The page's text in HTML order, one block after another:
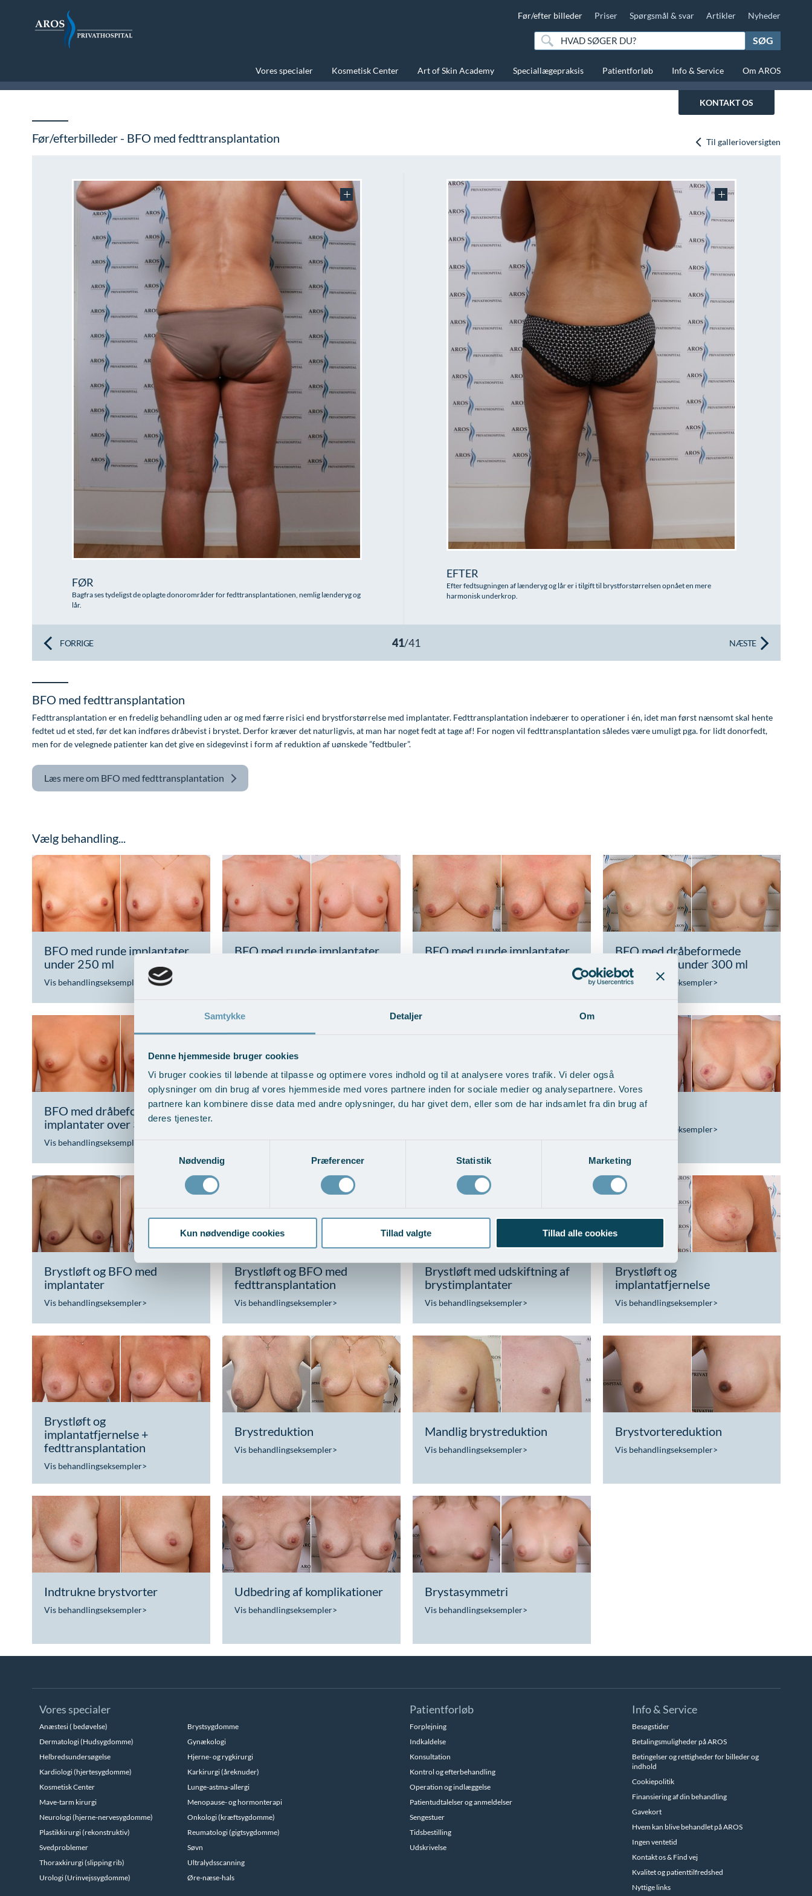
Samtykke Detaljer Om
Denne hjemmeside bruger cookies
Vi bruger cookies til løbende at tilpasse og optimere vores indhold og til at analysere vores trafik. Vi deler også
oplysninger om din brug af vores hjemmeside med vores partnere inden for sociale medier og analysepartnere. Vores
partnere kan kombinere disse data med andre oplysninger, du har givet dem, eller som de har indsamlet fra din brug af
deres tjenester.
Nødvendig
Præferencer Statistik Marketing
Kun nødvendige cookies Tillad valgte Tillad alle cookies
Før/efter billeder Priser Spørgsmål & svar Artikler Nyheder
SØG
Vores specialer Kosmetisk Center Art of Skin Academy Speciallægepraksis Patientforløb Info & Service Om AROS
KONTAKT OS
Før/efterbilleder - BFO med fedttransplantation Til gallerioversigten
FØR
Bagfra ses tydeligst de oplagte donorområder for fedttransplantationen, nemlig lænderyg og
lår.
EFTER
Efter fedtsugningen af lænderyg og lår er i tilgift til brystforstørrelsen opnået en mere
harmonisk underkrop.
FORRIGE NÆSTE
BFO med fedttransplantation
Fedttransplantation er en fredelig behandling uden ar og med færre risici end brystforstørrelse med implantater. Fedttransplantation indebærer to operationer i én, idet man først nænsomt skal hente
fedtet ud et sted, før det kan indføres dråbevist i brystet. Derfor kræver det naturligvis, at man har noget fedt at tage af! For nogen vil fedttransplantation således være umuligt pga. for lidt donorfedt,
men for de velegnede patienter kan det give en sidegevinst i form af reduktion af uønskede ”fedtbuler”.
Læs mere om BFO med fedttransplantation
Vælg behandling...
BFO med runde implantater
under 250 ml
Vis behandlingseksempler
BFO med runde implantater
BFO med runde implantater
BFO med dråbeformede
implantater under 300 ml
Vis behandlingseksempler>
BFO med dråbeformede
implantater over 300 ml
Vis behandlingseksempler
BFO med udskiftning af
BFO med fedttransplantation Brystløft
Vis behandlingseksempler>
Brystløft og BFO med
implantater
Vis behandlingseksempler>
Brystløft og BFO med
fedttransplantation
Vis behandlingseksempler>
Brystløft med udskiftning af
brystimplantater
Vis behandlingseksempler>
Brystløft og
implantatfjernelse
Vis behandlingseksempler>
Brystløft og
implantatfjernelse +
fedttransplantation
Vis behandlingseksempler>
Brystreduktion
Vis behandlingseksempler>
Mandlig brystreduktion
Vis behandlingseksempler>
Brystvortereduktion
Vis behandlingseksempler>
Indtrukne brystvorter
Vis behandlingseksempler>
Udbedring af komplikationer
Vis behandlingseksempler>
Brystasymmetri
Vis behandlingseksempler>
Vores specialer
Anæstesi ( bedøvelse)
Brystsygdomme
Dermatologi (Hudsygdomme)
Gynækologi
Helbredsundersøgelse
Hjerne- og rygkirurgi
Kardiologi (hjertesygdomme)
Karkirurgi (åreknuder)
Kosmetisk Center
Lunge-astma-allergi
Mave-tarm kirurgi
Menopause- og hormonterapi
Neurologi (hjerne-nervesygdomme)
Onkologi (kræftsygdomme)
Plastikkirurgi (rekonstruktiv)
Reumatologi (gigtsygdomme)
Svedproblemer
Søvn
Thoraxkirurgi (slipping rib)
Ultralydsscanning
Urologi (Urinvejssygdomme)
Øre-næse-hals
Patientforløb
Forplejning
Indkaldelse
Konsultation
Kontrol og efterbehandling
Operation og indlæggelse
Patientudtalelser og anmeldelser
Sengestuer
Tidsbestilling
Udskrivelse
Info & Service
Besøgstider
Betalingsmuligheder på AROS
Betingelser og rettigheder for billeder og
indhold
Cookiepolitik
Finansiering af din behandling
Gavekort
Hvem kan blive behandlet på AROS
Ingen ventetid
Kontakt os & Find vej
Kvalitet og patienttilfredshed
Nyttige links